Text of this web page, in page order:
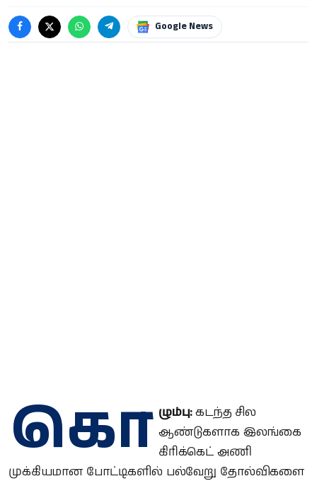
Google News
கொ ழும்பு:கடந்த சில
ஆண்டுகளாக இலங்கை
கிரிக்கெட் அணி
முக்கியமான போட்டிகளில் பல்வேறு தோல்விகளை